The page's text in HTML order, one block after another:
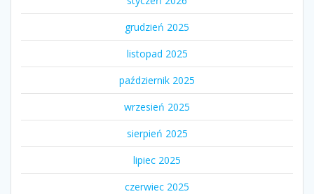
grudzień 2025
listopad 2025
październik 2025
wrzesień 2025
sierpień 2025
lipiec 2025
czerwiec 2025